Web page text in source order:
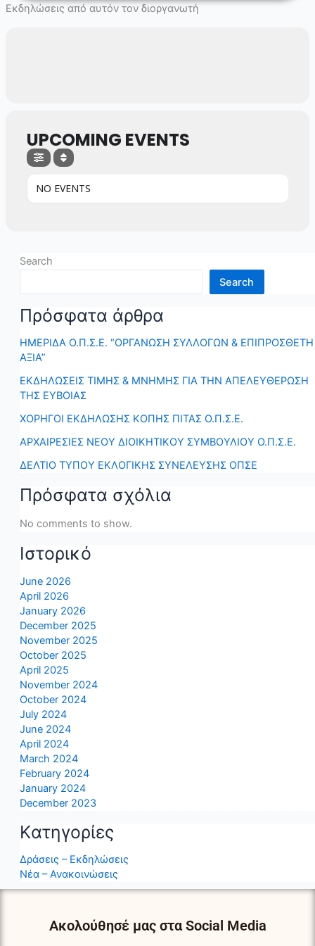
Skip
Εκδηλώσεις από αυτόν τον διοργανωτή
UPCOMING EVENTS
NO EVENTS
Search
Search
Πρόσφατα άρθρα
ΗΜΕΡΙΔΑ Ο.Π.Σ.Ε. “ΟΡΓΑΝΩΣΗ ΣΥΛΛΟΓΩΝ & ΕΠΙΠΡΟΣΘΕΤΗ
ΑΞΙΑ”
ΕΚΔΗΛΩΣΕΙΣ ΤΙΜΗΣ & ΜΝΗΜΗΣ ΓΙΑ ΤΗΝ ΑΠΕΛΕΥΘΕΡΩΣΗ
ΤΗΣ ΕΥΒΟΙΑΣ
ΧΟΡΗΓΟΙ ΕΚΔΗΛΩΣΗΣ ΚΟΠΗΣ ΠΙΤΑΣ Ο.Π.Σ.Ε.
ΑΡΧΑΙΡΕΣΙΕΣ ΝΕΟΥ ΔΙΟΙΚΗΤΙΚΟΥ ΣΥΜΒΟΥΛΙΟΥ Ο.Π.Σ.Ε.
ΔΕΛΤΙΟ ΤΥΠΟΥ ΕΚΛΟΓΙΚΗΣ ΣΥΝΕΛΕΥΣΗΣ ΟΠΣΕ
Πρόσφατα σχόλια
No comments to show.
Ιστορικό
June 2026
April 2026
January 2026
December 2025
November 2025
October 2025
April 2025
November 2024
October 2024
July 2024
June 2024
April 2024
March 2024
February 2024
January 2024
December 2023
Kατηγορίες
Δράσεις – Εκδηλώσεις
Νέα – Ανακοινώσεις
Ακολούθησέ μας στα Social Media